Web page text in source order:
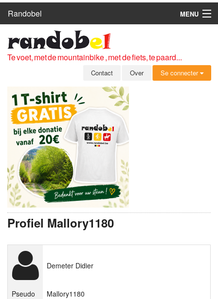
Randobel
MENU
ROUTES
CLUBS
OVER
LEDEN
ZICH AANMELDEN
GRATIS REGISTRATIE
WACHTWOORD VERGETEN
Te voet, met de mountainbike , met de fiets, te paard...
Contact Over Se connecter
Profiel Mallory1180
Demeter Didier
Pseudo
Mallory1180